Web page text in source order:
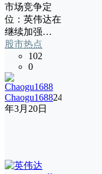
市场竞争定
位：英伟达在
继续加强…
股市热点
102
0
Chaogu168824
年3月20日